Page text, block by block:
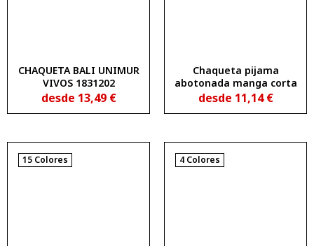
CHAQUETA BALI UNIMUR
VIVOS 1831202
desde 13,49 €
Chaqueta pijama
abotonada manga corta
desde 11,14€
15 Colores 4 Colores